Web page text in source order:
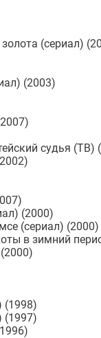
(сериал)
(2003)
судья (ТВ)
(2000)
(сериал) (2000)
в зимний
(1998)
(1997)